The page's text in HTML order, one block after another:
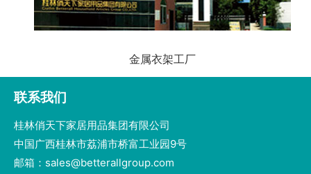
金属衣架工厂
联系我们
桂林俏天下家居用品集团有限公司
中国广西桂林市荔浦市桥富工业园9号
邮箱：sales@betterallgroup.com